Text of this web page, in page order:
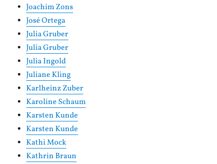
Joachim Zons
José Ortega
Julia Gruber
Julia Gruber
Julia Ingold
Juliane Kling
Karlheinz Zuber
Karoline Schaum
Karsten Kunde
Karsten Kunde
Kathi Mock
Kathrin Braun